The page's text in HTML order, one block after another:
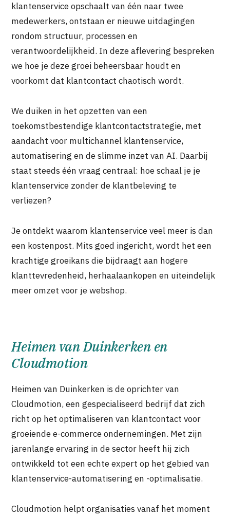
klantenservice opschaalt van één naar twee
medewerkers, ontstaan er nieuwe uitdagingen
rondom structuur, processen en
verantwoordelijkheid. In deze aflevering bespreken
we hoe je deze groei beheersbaar houdt en
voorkomt dat klantcontact chaotisch wordt.
We duiken in het opzetten van een
toekomstbestendige klantcontactstrategie, met
aandacht voor multichannel klantenservice,
automatisering en de slimme inzet van AI. Daarbij
staat steeds één vraag centraal: hoe schaal je je
klantenservice zonder de klantbeleving te
verliezen?
Je ontdekt waarom klantenservice veel meer is dan
een kostenpost. Mits goed ingericht, wordt het een
krachtige groeikans die bijdraagt aan hogere
klanttevredenheid, herhaalaankopen en uiteindelijk
meer omzet voor je webshop.
Heimen van Duinkerken en
Cloudmotion
Heimen van Duinkerken is de oprichter van
Cloudmotion, een gespecialiseerd bedrijf dat zich
richt op het optimaliseren van klantcontact voor
groeiende e-commerce ondernemingen. Met zijn
jarenlange ervaring in de sector heeft hij zich
ontwikkeld tot een echte expert op het gebied van
klantenservice-automatisering en -optimalisatie.
Cloudmotion helpt organisaties vanaf het moment